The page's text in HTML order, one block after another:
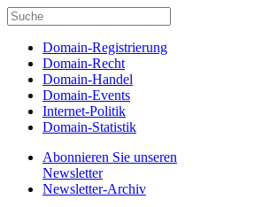
Domain-Registrierung
Domain-Recht
Domain-Handel
Domain-Events
Internet-Politik
Domain-Statistik
Abonnieren Sie unseren
Newsletter
Newsletter-Archiv